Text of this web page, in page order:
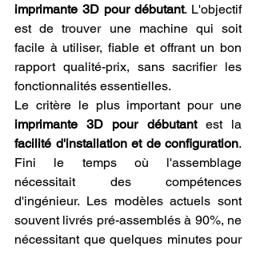
imprimante 3D pour débutant. L'objectif
est de trouver une machine qui soit
facile à utiliser, fiable et offrant un bon
rapport qualité-prix, sans sacrifier les
fonctionnalités essentielles.
imprimante 3D pour débutant
facilité d'installation et de configuration.
Fini le temps où l'assemblage
nécessitait des compétences
d'ingénieur. Les modèles actuels sont
souvent livrés pré-assemblés à 90%, ne
nécessitant que quelques minutes pour